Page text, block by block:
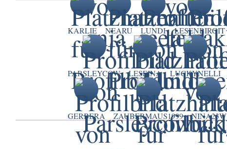
KARLIE NEARU LUNDI LESENBIRGIT
PARSLEYCOW LESEINA LUCKYNELLI
GERBERA ZAUBERMAUS1999 NINA23W